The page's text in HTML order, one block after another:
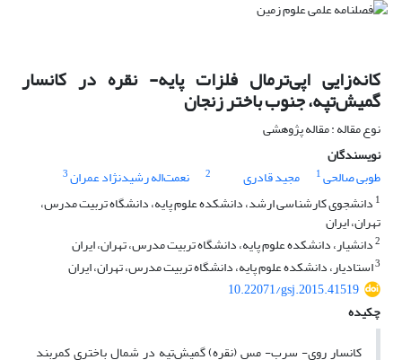
کانه‌زایی اپی‌ترمال فلزات پایه- نقره در کانسار
گمیش‌تپه‌، جنوب ‌باختر زنجان
نوع مقاله : مقاله پژوهشی
نویسندگان
طوبی صالحی1 مجید قادری 2 نعمت‌اله رشیدنژاد عمران3
1 دانشجوی کارشناسی ارشد، دانشکده علوم پایه، دانشگاه تربیت مدرس،
تهران، ایران
2دانشیار، دانشکده علوم پایه، دانشگاه تربیت مدرس، تهران، ایران
3استادیار، دانشکده علوم پایه، دانشگاه تربیت مدرس، تهران، ایران
10.22071/gsj.2015.41519
چکیده
کانسار روی- ‌سرب- ‌مس (نقره) گمیش‌تپه در شمال ‌باختری کمربند